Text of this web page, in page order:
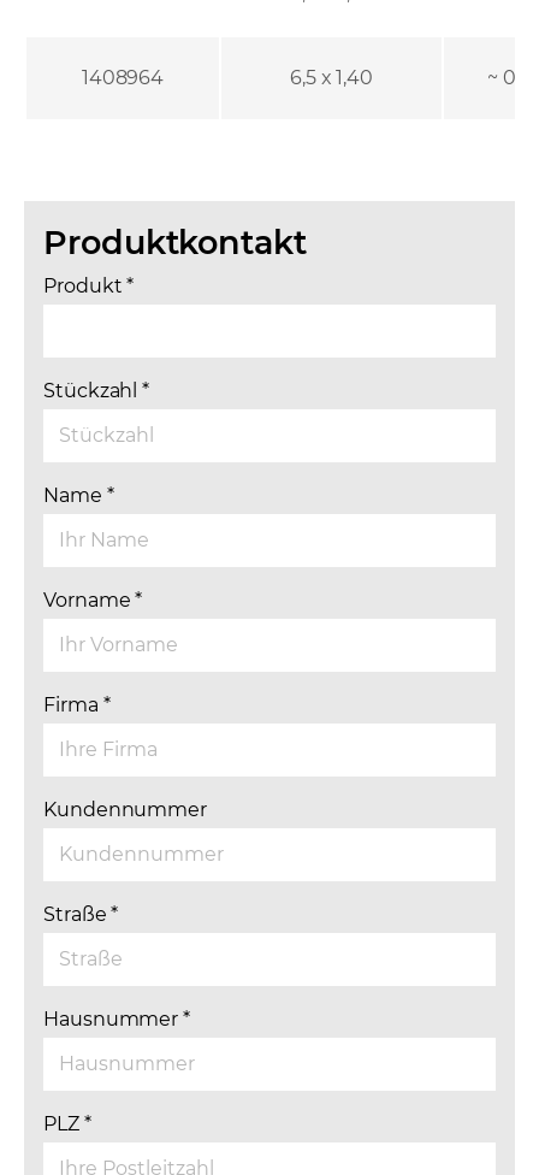
1408964 6,5 x 1,40 ~
Produktkontakt
Produkt*
Stückzahl*
Name *
Vorname*
Firma *
Kundennummer
Straße*
Hausnummer*
PLZ *